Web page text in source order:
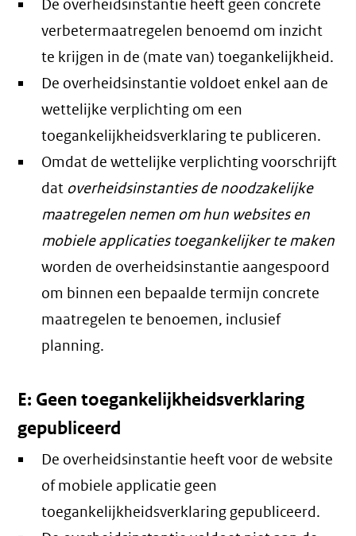
De overheidsinstantie heeft geen concrete
verbetermaatregelen benoemd om inzicht
te krijgen in de (mate van) toegankelijkheid.
De overheidsinstantie voldoet enkel aan de
wettelijke verplichting om een
toegankelijkheidsverklaring te publiceren.
Omdat de wettelijke verplichting voorschrijft
dat overheidsinstanties de noodzakelijke
maatregelen nemen om hun websites en
mobiele applicaties toegankelijker te maken
worden de overheidsinstantie aangespoord
om binnen een bepaalde termijn concrete
maatregelen te benoemen, inclusief
planning.
E: Geen toegankelijkheidsverklaring
gepubliceerd
De overheidsinstantie heeft voor de website
of mobiele applicatie geen
toegankelijkheidsverklaring gepubliceerd.